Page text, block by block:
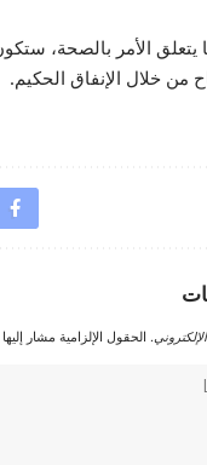
يتعلق الأمر بالصحة،
من خلال الإنفاق الحكيم.
الحقول الإلزامية مشار إليها